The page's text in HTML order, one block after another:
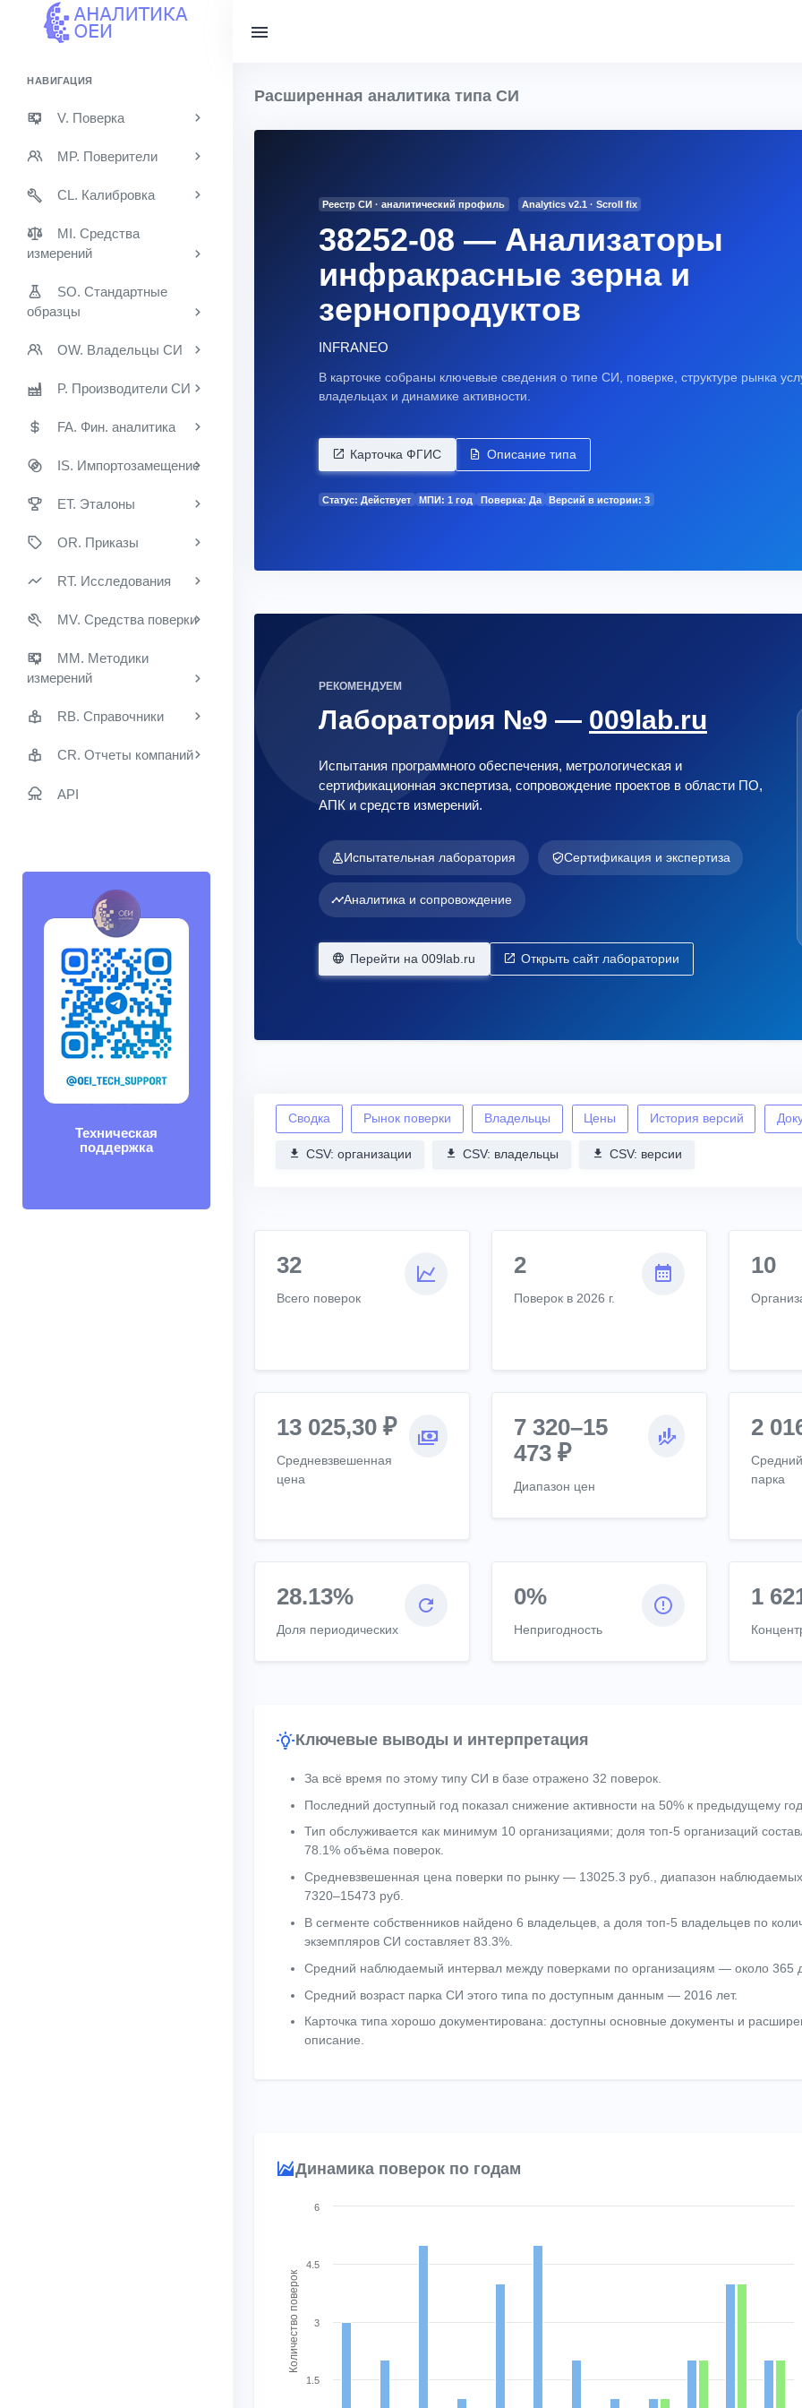
НАВИГАЦИЯ
V. Поверка
MP. Поверители
CL. Калибровка
MI. Средства
измерений
SO. Стандартные
образцы
OW. Владельцы СИ
P. Производители СИ
FA. Фин. аналитика
IS. Импортозамещение
ET. Эталоны
OR. Приказы
RT. Исследования
MV. Средства поверки
MM. Методики
измерений
RB. Справочники
CR. Отчеты компаний
API
Техническая
поддержка
Расширенная аналитика типа СИ
Реестр СИ · аналитический профиль Analytics v2.1 · Scroll fix
38252-08 — Анализаторы
инфракрасные зерна и
зернопродуктов
INFRANEO
В карточке собраны ключевые сведения о типе СИ, поверке, структуре рынка
владельцах и динамике активности.
Карточка ФГИС Описание типа
Статус: Действует МПИ: 1 год Поверка: Да Версий в истории: 3
РЕКОМЕНДУЕМ
Лаборатория №9 — 009lab.ru
Испытания программного обеспечения, метрологическая и
сертификационная экспертиза, сопровождение проектов в области ПО,
АПК и средств измерений.
Испытательная лаборатория Сертификация и экспертиза
Аналитика и сопровождение
Перейти на 009lab.ru Открыть сайт лаборатории
Сводка Рынок поверки Владельцы Цены История версий
CSV: организации CSV: владельцы CSV: версии
32
Всего поверок
2
Поверок в 2026 г.
10
13 025,30 ₽
Средневзвешенная
цена
7 320–15
473 ₽
Диапазон цен
2
парка
28.13%
Доля периодических
0%
Непригодность
1
Ключевые выводы и интерпретация
За всё время по этому типу СИ в базе отражено 32 поверок.
Последний доступный год показал снижение активности на 50% к предыдущему
Тип обслуживается как минимум 10 организациями; доля топ-5 организаций
78.1% объёма поверок.
Средневзвешенная цена поверки по рынку — 13025.3 руб., диапазон
7320–15473 руб.
В сегменте собственников найдено 6 владельцев, а доля топ-5 владельцев по
экземпляров СИ составляет 83.3%.
Средний наблюдаемый интервал между поверками по организациям — около 365
Средний возраст парка СИ этого типа по доступным данным — 2016 лет.
Карточка типа хорошо документирована: доступны основные документы и
описание.
Динамика поверок по годам
View as data table, Chart
The chart has 1 X axis displaying categories.
The chart has 2 Y axes displaying Количество поверок and Непригодность.
Количество поверок
1.5
3
4.5
6